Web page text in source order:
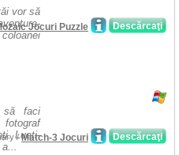
vor să
Descărcaţi
Jocuri Puzzle
să faci
Luați-
Descărcaţi
/Match-3 Jocuri